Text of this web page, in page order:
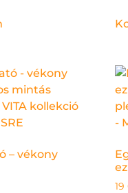
– vékony
19